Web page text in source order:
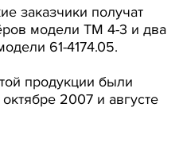
заказчики получат
модели ТМ 4-3 и два
61-4174.05.
продукции были
2007 и августе